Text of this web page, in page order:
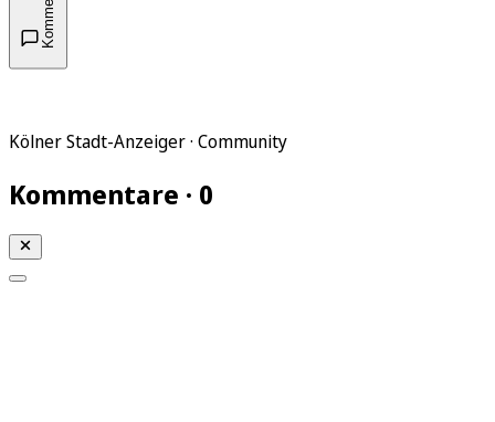
Kölner Stadt-Anzeiger · Community
Kommentare · 0